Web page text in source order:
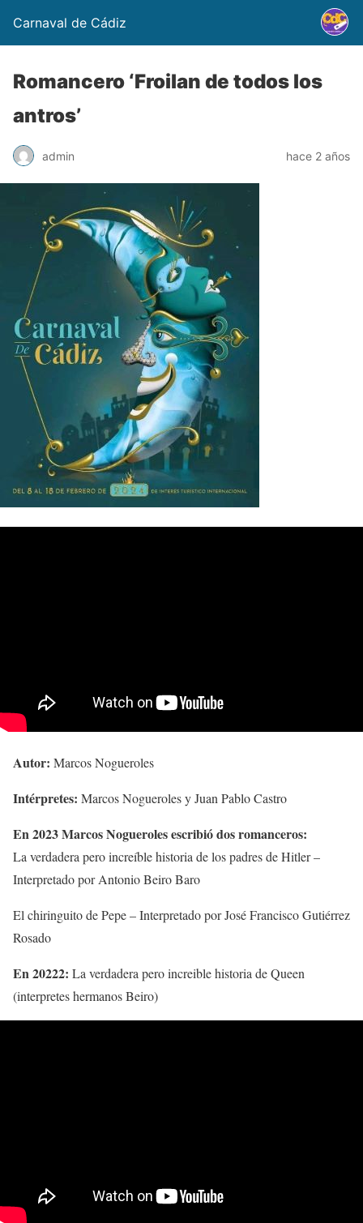
Carnaval de Cádiz
Romancero ‘Froilan de todos los
antros’
admin hace 2 años
Autor: Marcos Nogueroles
Intérpretes: Marcos Nogueroles y Juan Pablo Castro
En 2023 Marcos Nogueroles escribió dos romanceros:
La verdadera pero increíble historia de los padres de Hitler –
Interpretado por Antonio Beiro Baro
El chiringuito de Pepe – Interpretado por José Francisco Gutiérrez
Rosado
En 20222: La verdadera pero increible historia de Queen
(interpretes hermanos Beiro)